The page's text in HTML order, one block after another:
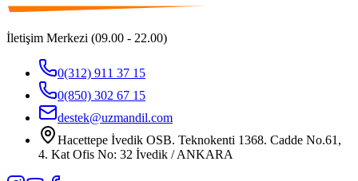
İletişim Merkezi (09.00 - 22.00)
0(312) 911 37 15
0(850) 302 67 15
destek@uzmandil.com
Hacettepe İvedik OSB. Teknokenti 1368. Cadde No.61,
4. Kat Ofis No: 32 İvedik / ANKARA